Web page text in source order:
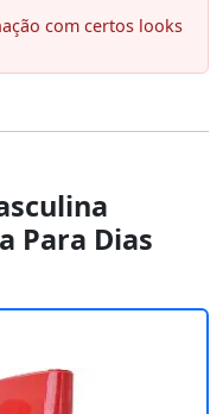
com certos looks
Para Dias